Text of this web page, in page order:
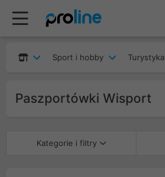
Sport i hobby Turystyka
Paszportówki Wisport
Kategorie i filtry